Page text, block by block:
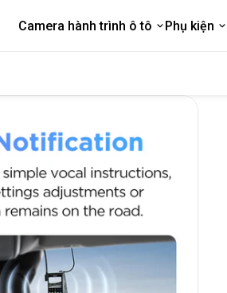
Camera hành trình ô tô Phụ kiện